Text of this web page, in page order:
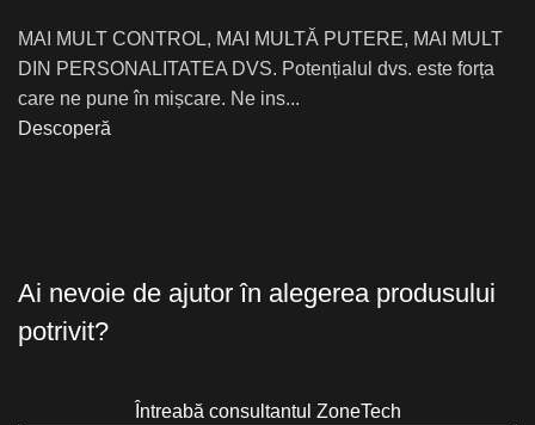
MAI MULT CONTROL, MAI MULTĂ PUTERE, MAI MULT
DIN PERSONALITATEA DVS. Potențialul dvs. este forța
care ne pune în mișcare. Ne ins...
Descoperă
Ai nevoie de ajutor în alegerea produsului
potrivit?
Întreabă consultantul ZoneTech